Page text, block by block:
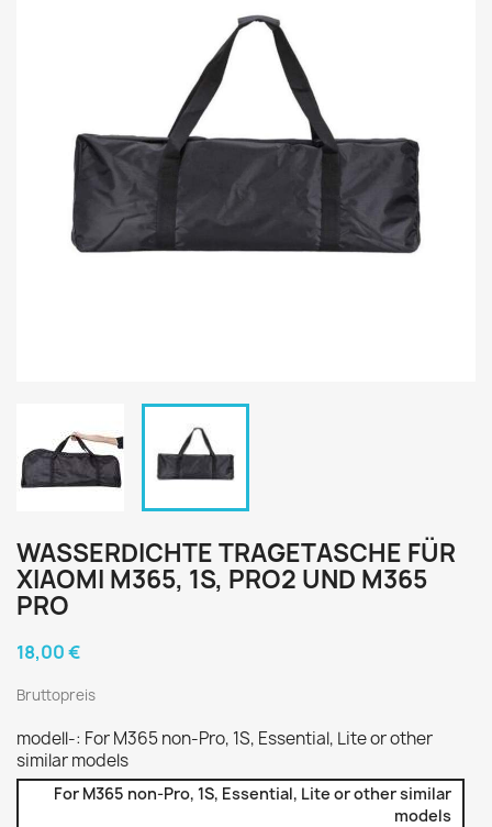
WASSERDICHTE TRAGETASCHE FÜR
XIAOMI M365, 1S, PRO2 UND M365
PRO
18,00 €
Bruttopreis
modell-: For M365 non-Pro, 1S, Essential, Lite or other
similar models
For M365 non-Pro, 1S, Essential, Lite or other similar
models